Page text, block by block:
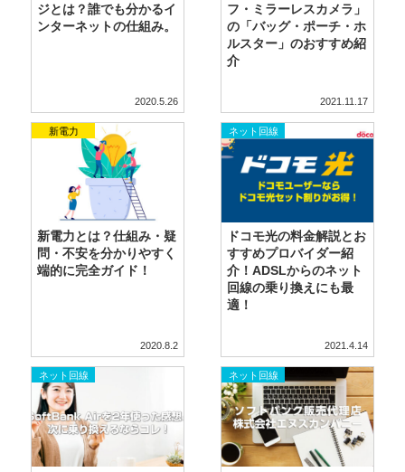
ジとは？誰でも分かるイ
ンターネットの仕組み。
2020.5.26
フ・ミラーレスカメラ」
の「バッグ・ポーチ・ホ
ルスター」のおすすめ紹
介
2021.11.17
新電力とは？仕組み・疑
問・不安を分かりやすく
端的に完全ガイド！
2020.8.2
新電力
ドコモ光の料金解説とお
すすめプロバイダー紹
介！ADSLからのネット
回線の乗り換えにも最
適！
2021.4.14
ネット回線
ネット回線 ネット回線